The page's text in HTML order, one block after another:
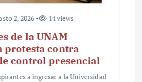
2, 2026 14 views
de la UNAM
protesta contra
control presencial
a ingresar a la Universidad